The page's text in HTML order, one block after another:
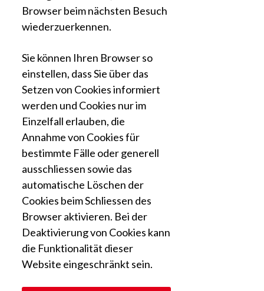
Browser beim nächsten Besuch
wiederzuerkennen.
Sie können Ihren Browser so
einstellen, dass Sie über das
Setzen von Cookies informiert
werden und Cookies nur im
Einzelfall erlauben, die
Annahme von Cookies für
bestimmte Fälle oder generell
ausschliessen sowie das
automatische Löschen der
Cookies beim Schliessen des
Browser aktivieren. Bei der
Deaktivierung von Cookies kann
die Funktionalität dieser
Website eingeschränkt sein.